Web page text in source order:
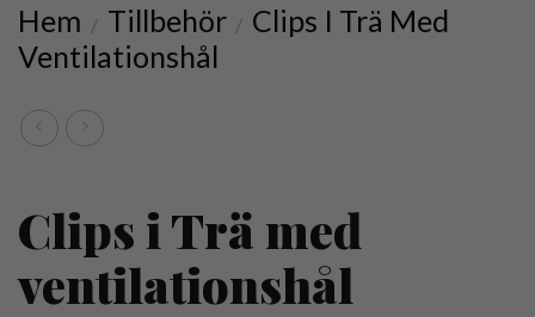
Hem / Tillbehör / Clips I Trä Med
Ventilationshål
Clips i Trä med
ventilationshål